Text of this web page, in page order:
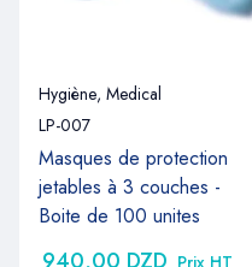
Hygiène, Medical
LP-007
Masques de protection
jetables à 3 couches -
Boite de 100 unites
Prix HT